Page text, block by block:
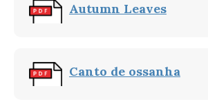
Autumn Leaves
Canto de ossanha